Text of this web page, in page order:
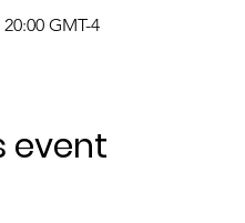
GMT-4
event